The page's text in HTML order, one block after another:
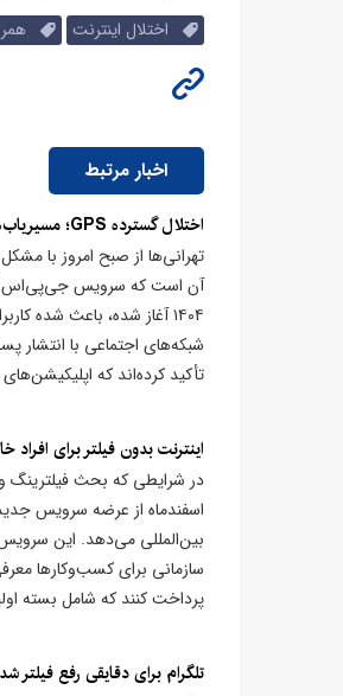
اختلال اینترنت
اخبار مرتبط
اختلال گسترده GPS؛ مسیریاب‌ها از کار افتادند!
تهرانی‌ها از صبح امروز با
۱۴۰۴ آغاز شده، باعث شده
شبکه‌های اجتماعی با انتشار
تأکید کرده‌اند که
اینترنت بدون فیلتر برای
در شرایطی که بحث فیلترینگ
اسفندماه از عرضه سرویس
بین‌المللی می‌دهد. این سرویس
پرداخت کنند که شامل بسته اولیه ۵۰ گیگابایتی
تلگرام برای دقایقی رفع